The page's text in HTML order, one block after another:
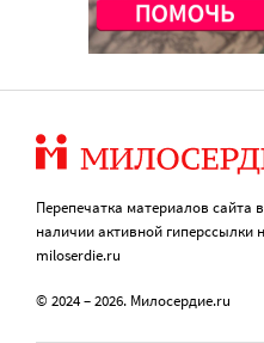
Перепечатка материалов сайта
наличии активной гиперссылки
miloserdie.ru
© 2024 – 2026. Милосердие.ru